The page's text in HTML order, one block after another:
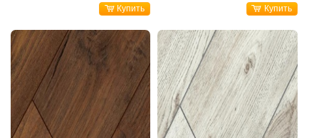
Купить
Купить